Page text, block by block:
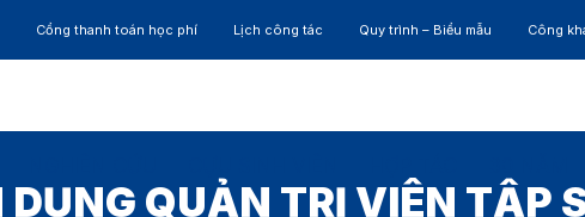
Cổng thanh toán học phí Lịch công tác Quy trình – Biểu mẫu Công
QUẢN TRỊ VIÊN TẬP